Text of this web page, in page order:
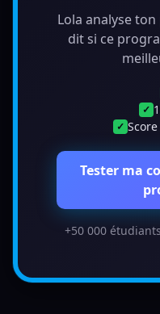
Lola analyse
dit si ce
✓
✓
Tester ma
+50 000